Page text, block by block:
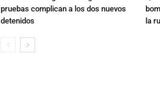
pruebas complican a los dos nuevos
detenidos
la